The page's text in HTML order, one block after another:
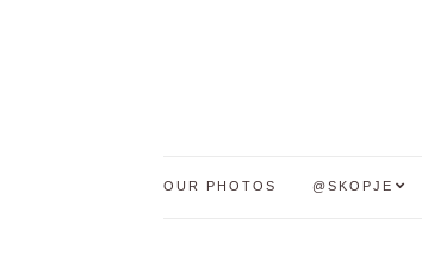
OUR PHOTOS @SKOPJE